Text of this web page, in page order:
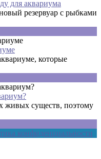
для аквариума
резервуар с рыбками
которые
живых существ, поэтому
конфиденциальности